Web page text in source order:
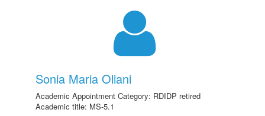
Sonia Maria Oliani
Academic Appointment Category: RDIDP retired
Academic title: MS-5.1